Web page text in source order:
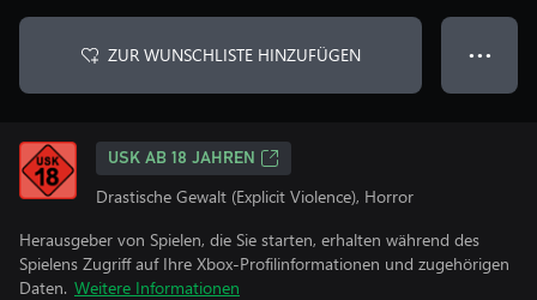
ZUR WUNSCHLISTE HINZUFÜGEN ● ● ●
USK AB 18 JAHREN
Drastische Gewalt (Explicit Violence), Horror
Herausgeber von Spielen, die Sie starten, erhalten während des
Spielens Zugriff auf Ihre Xbox-Profilinformationen und zugehörigen
Daten. Weitere Informationen